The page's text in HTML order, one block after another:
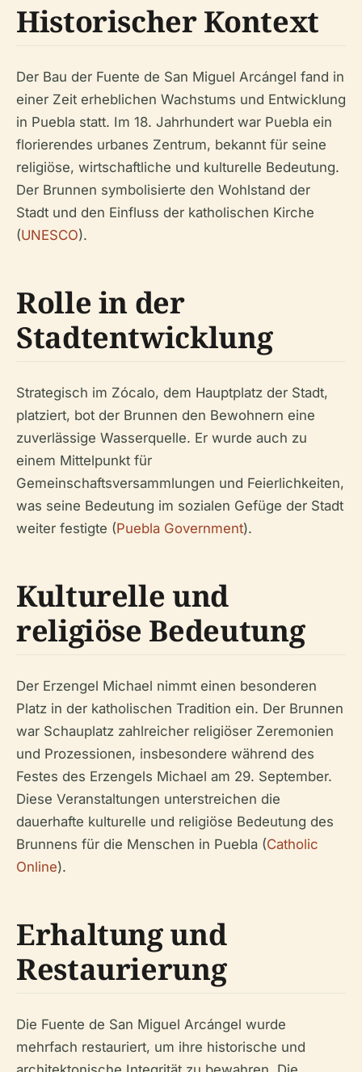
Historischer Kontext
Der Bau der Fuente de San Miguel Arcángel fand in
einer Zeit erheblichen Wachstums und Entwicklung
in Puebla statt. Im 18. Jahrhundert war Puebla ein
florierendes urbanes Zentrum, bekannt für seine
religiöse, wirtschaftliche und kulturelle Bedeutung.
Der Brunnen symbolisierte den Wohlstand der
Stadt und den Einfluss der katholischen Kirche
(UNESCO).
Rolle in der
Stadtentwicklung
Strategisch im Zócalo, dem Hauptplatz der Stadt,
platziert, bot der Brunnen den Bewohnern eine
zuverlässige Wasserquelle. Er wurde auch zu
einem Mittelpunkt für
Gemeinschaftsversammlungen und Feierlichkeiten,
was seine Bedeutung im sozialen Gefüge der Stadt
weiter festigte (Puebla Government).
Kulturelle und
religiöse Bedeutung
Der Erzengel Michael nimmt einen besonderen
Platz in der katholischen Tradition ein. Der Brunnen
war Schauplatz zahlreicher religiöser Zeremonien
und Prozessionen, insbesondere während des
Festes des Erzengels Michael am 29. September.
Diese Veranstaltungen unterstreichen die
dauerhafte kulturelle und religiöse Bedeutung des
Brunnens für die Menschen in Puebla (Catholic
Online).
Erhaltung und
Restaurierung
Die Fuente de San Miguel Arcángel wurde
mehrfach restauriert, um ihre historische und